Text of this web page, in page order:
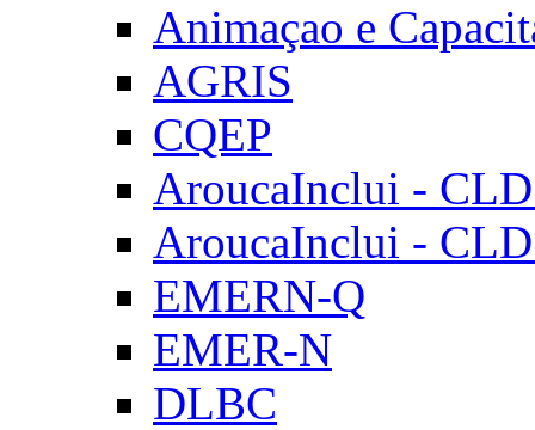
Animaçao e
AGRIS
CQEP
AroucaInclui -
AroucaInclui -
EMERN-Q
EMER-N
DLBC